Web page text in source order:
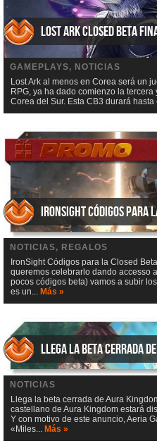
Lost Ark Closed Beta
GAMEPLAYS, NOTICIAS
Lost Ark al menos en Corea será un
RPG, ya ha dado comienzo la
Corea del Sur. Esta CB3 durará hasta
IronSight Códigos para
NOTICIAS, REGALOS
IronSight Códigos para la Closed
queremos celebrarlo dando accesso
pocos códigos beta) vamos a subir
es un... Más »
Llega la beta cerrada
NOTICIAS
Llega la beta cerrada de Aura
castellano de Aura Kingdom estará
Y con motivo de este anuncio, Aeria
«Miles... Más »